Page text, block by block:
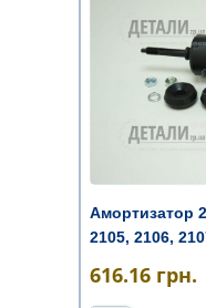
Амортизатор
2105, 2106,
616.16 грн.